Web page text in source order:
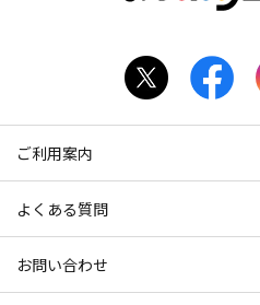
ご利用案内
よくある質問
お問い合わせ